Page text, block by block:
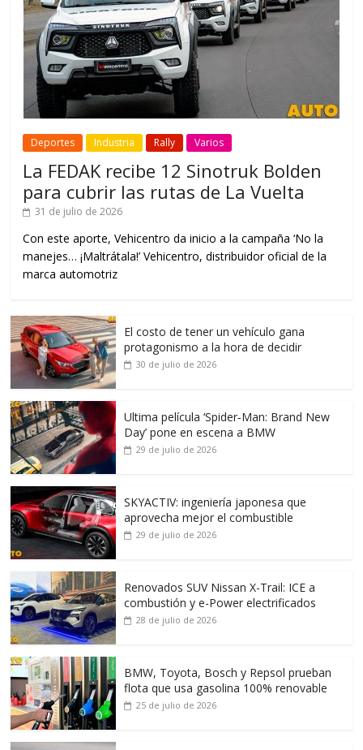
Deportes Industria Rally Varios
La FEDAK recibe 12 Sinotruk Bolden
para cubrir las rutas de La Vuelta
31 de julio de 2026
Con este aporte, Vehicentro da inicio a la campaña ‘No la
manejes… ¡Maltrátala!’ Vehicentro, distribuidor oficial de la
marca automotriz
El costo de tener un vehículo gana
protagonismo a la hora de decidir
30 de julio de 2026
Ultima película ‘Spider‑Man: Brand New
Day’ pone en escena a BMW
29 de julio de 2026
SKYACTIV: ingeniería japonesa que
aprovecha mejor el combustible
29 de julio de 2026
Renovados SUV Nissan X-Trail: ICE a
combustión y e-Power electrificados
28 de julio de 2026
BMW, Toyota, Bosch y Repsol prueban
flota que usa gasolina 100% renovable
25 de julio de 2026